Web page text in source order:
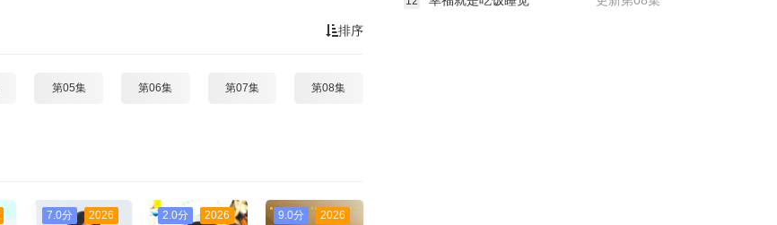
排序
第05集 第06集 第07集 第08集
7.0分 2026 2.0分 2026 9.0分 2026